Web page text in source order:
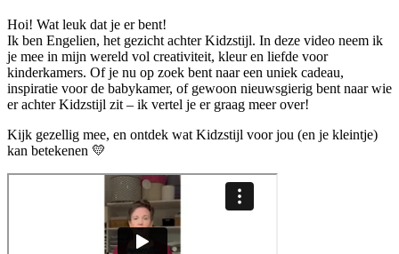
Hoi! Wat leuk dat je er bent!
Ik ben Engelien, het gezicht achter Kidzstijl. In deze video neem ik
je mee in mijn wereld vol creativiteit, kleur en liefde voor
kinderkamers. Of je nu op zoek bent naar een uniek cadeau,
inspiratie voor de babykamer, of gewoon nieuwsgierig bent naar wie
er achter Kidzstijl zit – ik vertel je er graag meer over!
Kijk gezellig mee, en ontdek wat Kidzstijl voor jou (en je kleintje)
kan betekenen 💛